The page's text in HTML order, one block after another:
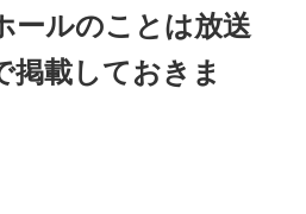
ールのことは放送
掲載しておきま